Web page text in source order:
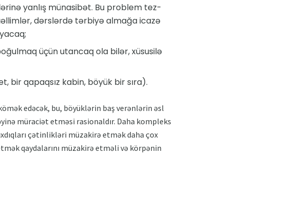
yanlış münasibət. Bu problem tez-
dərslərdə tərbiyə almağa icazə
üçün utancaq ola bilər, xüsusilə
bir qapaqsız kabin, böyük bir sıra).
edəcək, bu, böyüklərin baş verənlərin əsl
müraciət etməsi rasionaldır. Daha kompleks
çətinlikləri müzakirə etmək daha çox
qaydalarını müzakirə etməli və körpənin